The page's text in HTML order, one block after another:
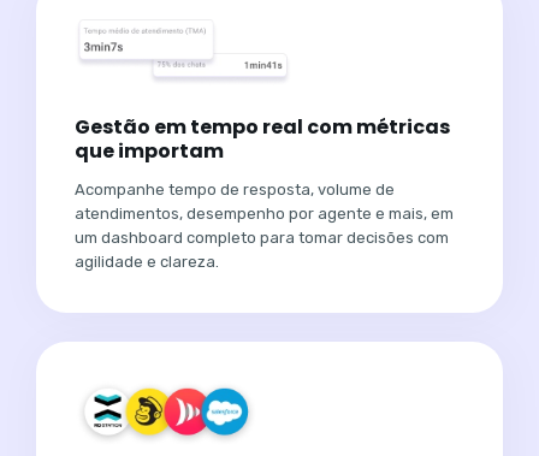
Gestão em tempo real com métricas
que importam
Acompanhe tempo de resposta, volume de
atendimentos, desempenho por agente e mais, em
um dashboard completo para tomar decisões com
agilidade e clareza.